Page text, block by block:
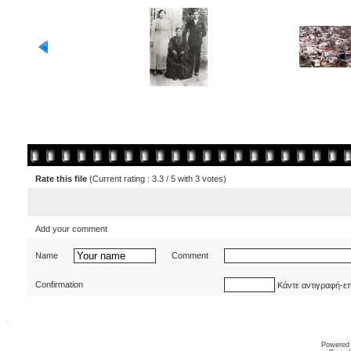
Rate this file (Current rating : 3.3 / 5 with 3 votes)
Add your comment
Name Comment
Confirmation Κάντε αντιγραφή-